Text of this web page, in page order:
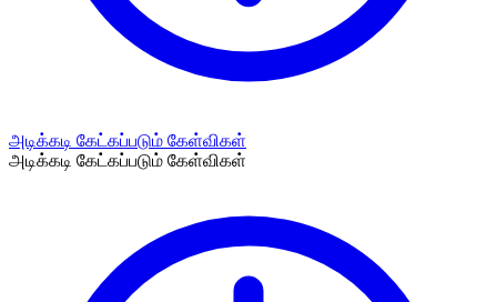
அடிக்கடி கேட்கப்படும் கேள்விகள்
அடிக்கடி கேட்கப்படும் கேள்விகள்